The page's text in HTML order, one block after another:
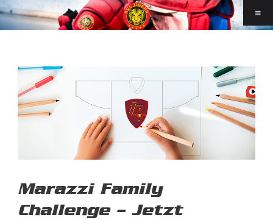
Marazzi Family
Challenge – Jetzt